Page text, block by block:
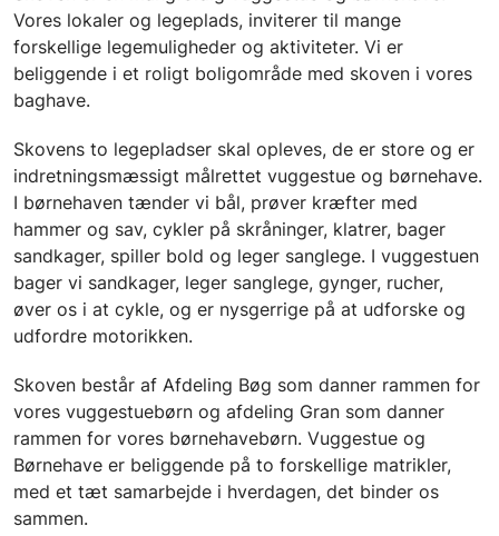
Vores lokaler og legeplads, inviterer til mange
forskellige legemuligheder og aktiviteter. Vi er
beliggende i et roligt boligområde med skoven i vores
baghave.
Skovens to legepladser skal opleves, de er store og er
indretningsmæssigt målrettet vuggestue og børnehave.
I børnehaven tænder vi bål, prøver kræfter med
hammer og sav, cykler på skråninger, klatrer, bager
sandkager, spiller bold og leger sanglege. I vuggestuen
bager vi sandkager, leger sanglege, gynger, rucher,
øver os i at cykle, og er nysgerrige på at udforske og
udfordre motorikken.
Skoven består af Afdeling Bøg som danner rammen for
vores vuggestuebørn og afdeling Gran som danner
rammen for vores børnehavebørn. Vuggestue og
Børnehave er beliggende på to forskellige matrikler,
med et tæt samarbejde i hverdagen, det binder os
sammen.